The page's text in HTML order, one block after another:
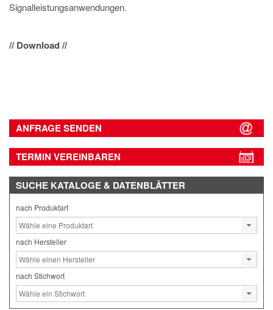
Signalleistungsanwendungen.
// Download //
ANFRAGE SENDEN
TERMIN VEREINBAREN
SUCHE KATALOGE & DATENBLÄTTER
nach Produktart
nach Hersteller
nach Stichwort